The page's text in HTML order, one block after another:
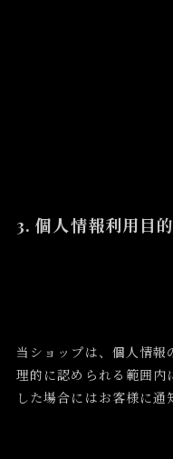
3. 個人情報利用目
当ショップは、個人情
理的に認められる範囲内
した場合にはお客様に通